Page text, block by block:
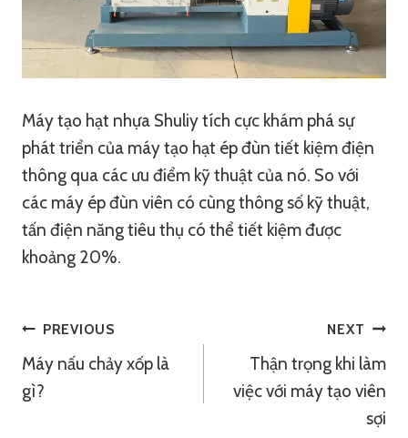
Máy tạo hạt nhựa Shuliy tích cực khám phá sự
phát triển của máy tạo hạt ép đùn tiết kiệm điện
thông qua các ưu điểm kỹ thuật của nó. So với
các máy ép đùn viên có cùng thông số kỹ thuật,
tấn điện năng tiêu thụ có thể tiết kiệm được
khoảng 20%.
Điều
Hướng
PREVIOUS
Máy nấu chảy xốp là
gì?
NEXT
Thận trọng khi làm
việc với máy tạo viên
sợi